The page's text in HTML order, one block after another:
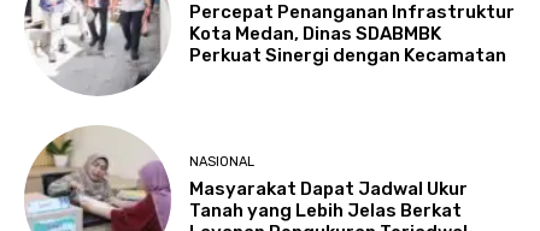
Percepat Penanganan Infrastruktur
Kota Medan, Dinas SDABMBK
Perkuat Sinergi dengan Kecamatan
NASIONAL
Masyarakat Dapat Jadwal Ukur
Tanah yang Lebih Jelas Berkat